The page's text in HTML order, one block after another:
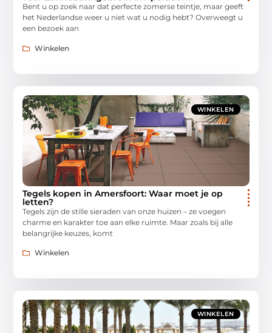
Bent u op zoek naar dat perfecte zomerse teintje, maar geeft
het Nederlandse weer u niet wat u nodig hebt? Overweegt u
een bezoek aan
Winkelen
WINKELEN
Tegels kopen in Amersfoort: Waar moet je op
letten?
Tegels zijn de stille sieraden van onze huizen – ze voegen
charme en karakter toe aan elke ruimte. Maar zoals bij alle
belangrijke keuzes, komt
Winkelen
WINKELEN